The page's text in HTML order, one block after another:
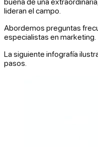
lideran el campo.
Abordemos preguntas
especialistas en marketing.
La siguiente infografía
pasos.